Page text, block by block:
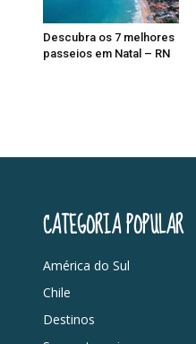
Descubra os 7 melhores
passeios em Natal – RN
CATEGORIA POPULAR
América do Sul
Chile
Destinos